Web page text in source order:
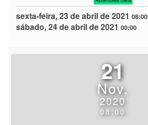
sexta-feira, 23 de abril de 2021 08:00
sábado, 24 de abril de 2021 00:00
21
Nov.
2020
08:00